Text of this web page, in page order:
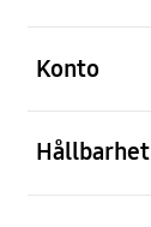
Konto
Hållbarhet